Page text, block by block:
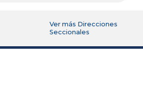
Ver más Direcciones
Seccionales